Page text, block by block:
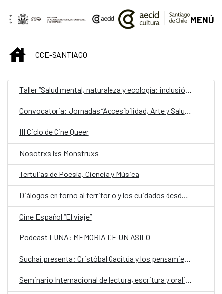
Saltar al contenido principal
MENÚ
INICIOCCE-SANTIAGO
Taller “Salud mental, naturaleza y ecología: inclusión y estimulación creativa en museos, instituciones y centros culturales”
Convocatoria: Jornadas “Accesibilidad, Arte y Salud como punto de encuentro y cultura inclusiva en museos, instituciones y centros culturales”
III Ciclo de Cine Queer
Nosotrxs lxs Monstruxs
Tertulias de Poesía, Ciencia y Música
Diálogos en torno al territorio y los cuidados desde una mirada de género
Cine Español “El viaje”
Podcast LUNA: MEMORIA DE UN ASILO
Suchai presenta: Cristóbal Gacitúa y los pensamientos ajenos
Seminario Internacional de lectura, escritura y oralidad